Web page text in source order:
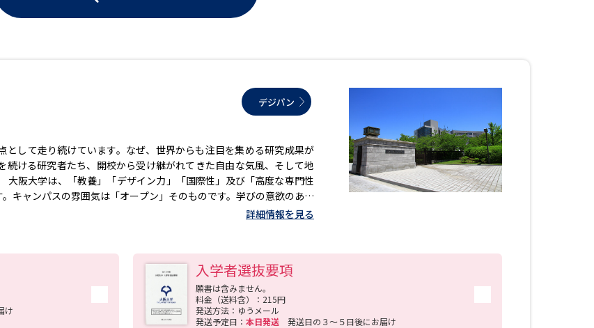
大学入学共通テスト「受験上の配慮案内」の請求
大学検索
大学で学べる内容や特徴を調べる
国際・グローバルに強い大学特集
進路の３択
新学年スタート号特集ページ（高3生用）
新学年スタート号特集ページ（高2生用）
SELFBRAND特集ページ
デジパン
して走り続けています。なぜ、世界からも注目を集める研究成果が
ける研究者たち、開校から受け継がれてきた自由な気風、そして地
阪大学は、「教養」「デザイン力」「国際性」及び「高度な専門性
キャンパスの雰囲気は「オープン」そのものです。学びの意欲のある
この空間を精一杯活用して、充実した学生生活を送って欲しいと思い
詳細情報を見る
け
入学者選抜要項
願書は含みません。
料金（送料含）：215円
発送方法：ゆうメール
発送予定日： 本日発送 発送日の３～５日後にお届け